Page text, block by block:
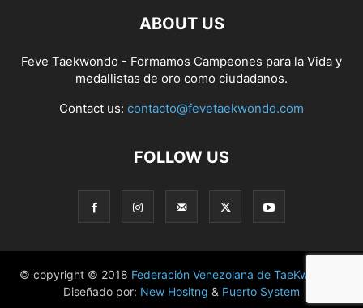
ABOUT US
Feve Taekwondo - Formamos Campeones para la Vida y
medallistas de oro como ciudadanos.
Contact us: contacto@fevetaekwondo.com
FOLLOW US
© copyright © 2018 Federación Venezolana de TaeKwonDo
Diseñado por: New Hositng & Puerto System